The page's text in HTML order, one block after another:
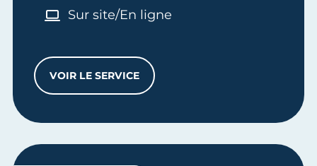
Sur site/En ligne
VOIR LE SERVICEENTRETIEN CONSEILS TRANSMISSION